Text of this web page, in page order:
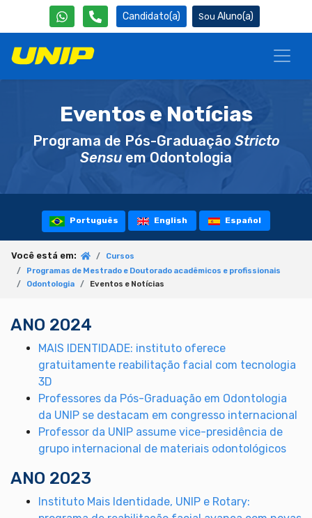
Candidato(a) Aluno(a)
Eventos e Notícias
Programa de Pós-Graduação Stricto
Sensu em Odontologia
Português English Español
Você está em:
Cursos
Programas de Mestrado e Doutorado acadêmicos e profissionais
Odontologia
Eventos e Notícias
ANO 2024
MAIS IDENTIDADE: instituto oferece
gratuitamente reabilitação facial com tecnologia
3D
Professores da Pós-Graduação em Odontologia
da UNIP se destacam em congresso internacional
Professor da UNIP assume vice-presidência de
grupo internacional de materiais odontológicos
ANO 2023
Instituto Mais Identidade, UNIP e Rotary: